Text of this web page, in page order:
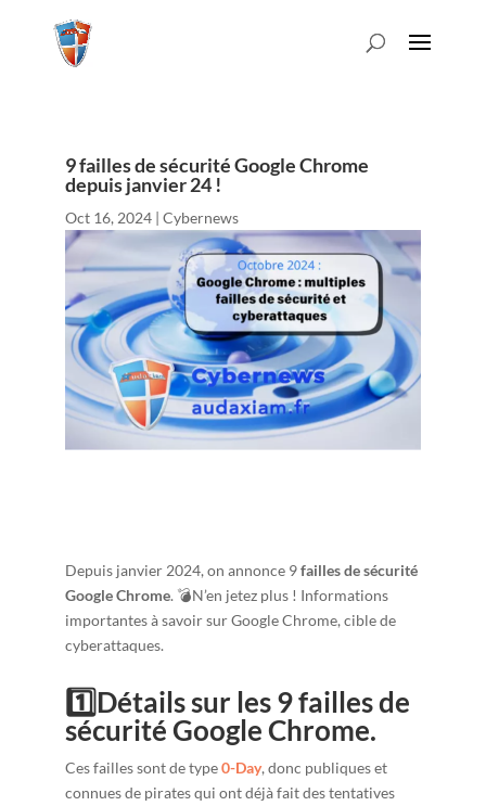
9 failles de sécurité Google Chrome
depuis janvier 24 !
Oct 16, 2024| Cybernews
Depuis janvier 2024, on annonce 9failles de sécurité
Google Chrome. 💣N’en jetez plus ! Informations
importantes à savoir sur Google Chrome, cible de
cyberattaques.
1️⃣Détails sur les 9 failles de
sécurité Google Chrome.
Ces failles sont de type0-Day, donc publiques et
connues de pirates qui ont déjà fait des tentatives